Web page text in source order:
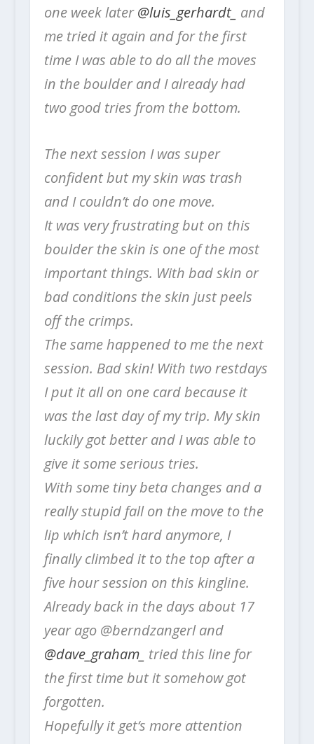
one week later@luis_gerhardt_ and
me tried it again and for the first
time I was able to do all the moves
in the boulder and I already had
two good tries from the bottom.
The next session I was super
confident but my skin was trash
and I couldn’t do one move.
It was very frustrating but on this
boulder the skin is one of the most
important things. With bad skin or
bad conditions the skin just peels
off the crimps.
The same happened to me the next
session. Bad skin! With two restdays
I put it all on one card because it
was the last day of my trip. My skin
luckily got better and I was able to
give it some serious tries.
With some tiny beta changes and a
really stupid fall on the move to the
lip which isn’t hard anymore, I
finally climbed it to the top after a
five hour session on this kingline.
Already back in the days about 17
year ago @berndzangerl and
@dave_graham_ tried this line for
the first time but it somehow got
forgotten.
Hopefully it get‘s more attention